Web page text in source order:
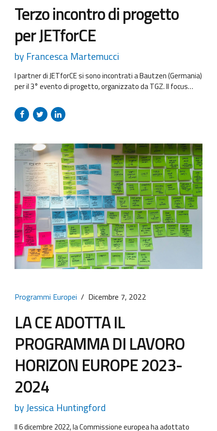
Terzo incontro di progetto
per JETforCE
by Francesca Martemucci
I partner di JETforCE si sono incontrati a Bautzen (Germania)
per il 3° evento di progetto, organizzato da TGZ. Il focus
pilota del progetto, che vedrà i partner testare l’app
sviluppata da IAAI (International Association for the
Programmi Europei Dicembre 7, 2022
LA CE ADOTTA IL
PROGRAMMA DI LAVORO
HORIZON EUROPE 2023-
2024
by Jessica Huntingford
Il 6 dicembre 2022, la Commissione europea ha adottato